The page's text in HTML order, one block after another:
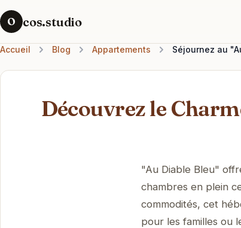
O cos.studio
Accueil Blog Appartements Séjournez au
Découvrez le
"Au Diable Bleu"
chambres en plein
commodités, cet
pour les familles ou